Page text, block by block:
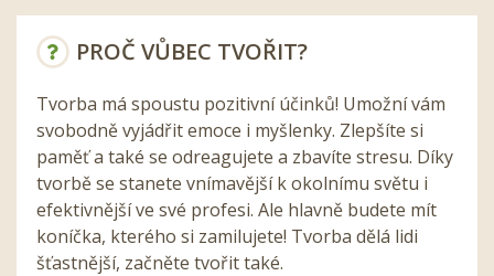
PROČ VŮBEC TVOŘIT?
Tvorba má spoustu pozitivní účinků! Umožní vám
svobodně vyjádřit emoce i myšlenky. Zlepšíte si
paměť a také se odreagujete a zbavíte stresu. Díky
tvorbě se stanete vnímavější k okolnímu světu i
efektivnější ve své profesi. Ale hlavně budete mít
koníčka, kterého si zamilujete! Tvorba dělá lidi
šťastnější, začněte tvořit také.